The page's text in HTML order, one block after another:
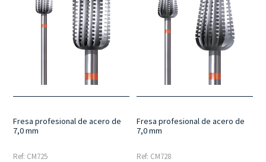
Fresa profesional de acero de
7,0 mm
Ref: CM725
Fresa profesional de acero de
7,0 mm
Ref: CM728